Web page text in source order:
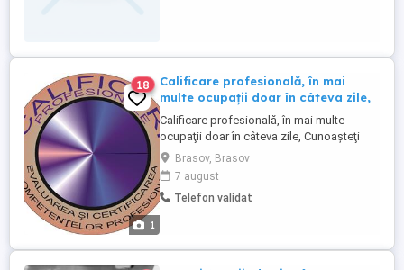
1
18
Calificare profesională, în mai
multe ocupaţii doar în câteva zile,
Calificare profesională, în mai multe
ocupaţii doar în câteva zile, Cunoaşteţi
meserie dar nu aveţi diplomă de
calificare? Vreţi să aveţi şanse mai mari în
găsirea unui loc de muncă? Doriţi să vă
calificaţi sau să vă recalificaţi în diverse
Brasov, Brasov
7 august
Telefon validat